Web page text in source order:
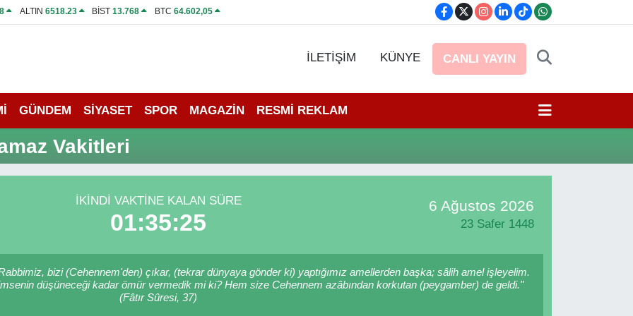
ALTIN 6518.23 BİST13.768 BTC 64.602,05
İLETİŞİM KÜNYE CANLI YAYIN
GÜNDEM SİYASET SPOR MAGAZİN RESMİ REKLAM
Vakitleri
İKINDI VAKTINE KALAN SÜRE
01:35:25
6 Ağustos 2026
23 Safer 1448
bizi (Cehennem'den) çıkar, (tekrar dünyaya gönder ki) yaptığımız amellerden başka; sâlih amel işleyelim.
düşüneceği kadar ömür vermedik mi ki? Hem size Cehennem azâbından korkutan (peygamber) de geldi."
(Fâtır Sûresi, 37)